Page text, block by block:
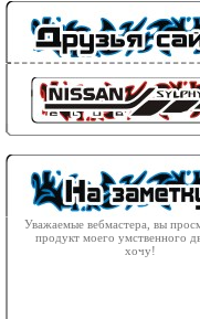
Уважаемые вебмастера, вы
продукт моего умственного
хочу!